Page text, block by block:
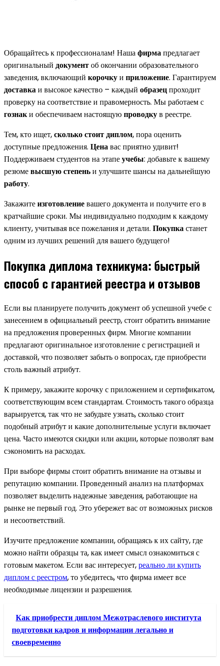
Обращайтесь к профессионалам! Нашафирмапредлагает
оригинальный документоб окончании образовательного
заведения, включающий корочкуи приложение. Гарантируем
доставкаи высокое качество – каждый образецпроходит
проверку на соответствие и правомерность. Мы работаем с
гознаки обеспечиваем настоящуюпроводкув реестре.
Тем, кто ищет,сколько стоит диплом, пора оценить
доступные предложения. Ценавас приятно удивит!
Поддерживаем студентов на этапеучебы: добавьте к вашему
резюмевысшую степеньи улучшите шансы на дальнейшую
работу.
Закажитеизготовлениевашего документа и получите его в
кратчайшие сроки. Мы индивидуально подходим к каждому
клиенту, учитывая все пожелания и детали. Покупкастанет
одним из лучших решений для вашего будущего!
Покупка диплома техникума: быстрый
способ с гарантией реестра и отзывов
Если вы планируете получить документ об успешной учебе с
занесением в официальный реестр, стоит обратить внимание
на предложения проверенных фирм. Многие компании
предлагают оригинальное изготовление с регистрацией и
доставкой, что позволяет забыть о вопросах, где приобрести
столь важный атрибут.
К примеру, закажите корочку с приложением и сертификатом,
соответствующим всем стандартам. Стоимость такого образца
варьируется, так что не забудьте узнать, сколько стоит
подобный атрибут и какие дополнительные услуги включает
цена. Часто имеются скидки или акции, которые позволят вам
сэкономить на расходах.
При выборе фирмы стоит обратить внимание на отзывы и
репутацию компании. Проведенный анализ на платформах
позволяет выделить надежные заведения, работающие на
рынке не первый год. Это убережет вас от возможных рисков
и несоответствий.
Изучите предложение компании, обращаясь к их сайту, где
можно найти образцы та, как имеет смысл ознакомиться с
готовым макетом. Если вас интересует,реально ли купить
диплом с реестром, то убедитесь, что фирма имеет все
необходимые лицензии и разрешения.
Как приобрести диплом Межотраслевого института
подготовки кадров и информации легально и
своевременно